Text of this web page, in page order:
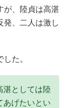
が、陸貞は高湛
発、二人は激し
た。
湛としては陸
あげたいとい